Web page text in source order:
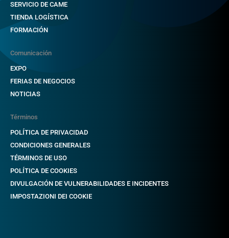
SERVICIO DE CAME
TIENDA LOGÍSTICA
FORMACIÓN
Comunicación
EXPO
FERIAS DE NEGOCIOS
NOTICIAS
Términos
POLÍTICA DE PRIVACIDAD
CONDICIONES GENERALES
TÉRMINOS DE USO
POLÍTICA DE COOKIES
DIVULGACIÓN DE VULNERABILIDADES E INCIDENTES
IMPOSTAZIONI DEI COOKIE